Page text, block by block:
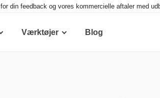
din feedback og vores kommercielle aftaler med
Værktøjer Blog